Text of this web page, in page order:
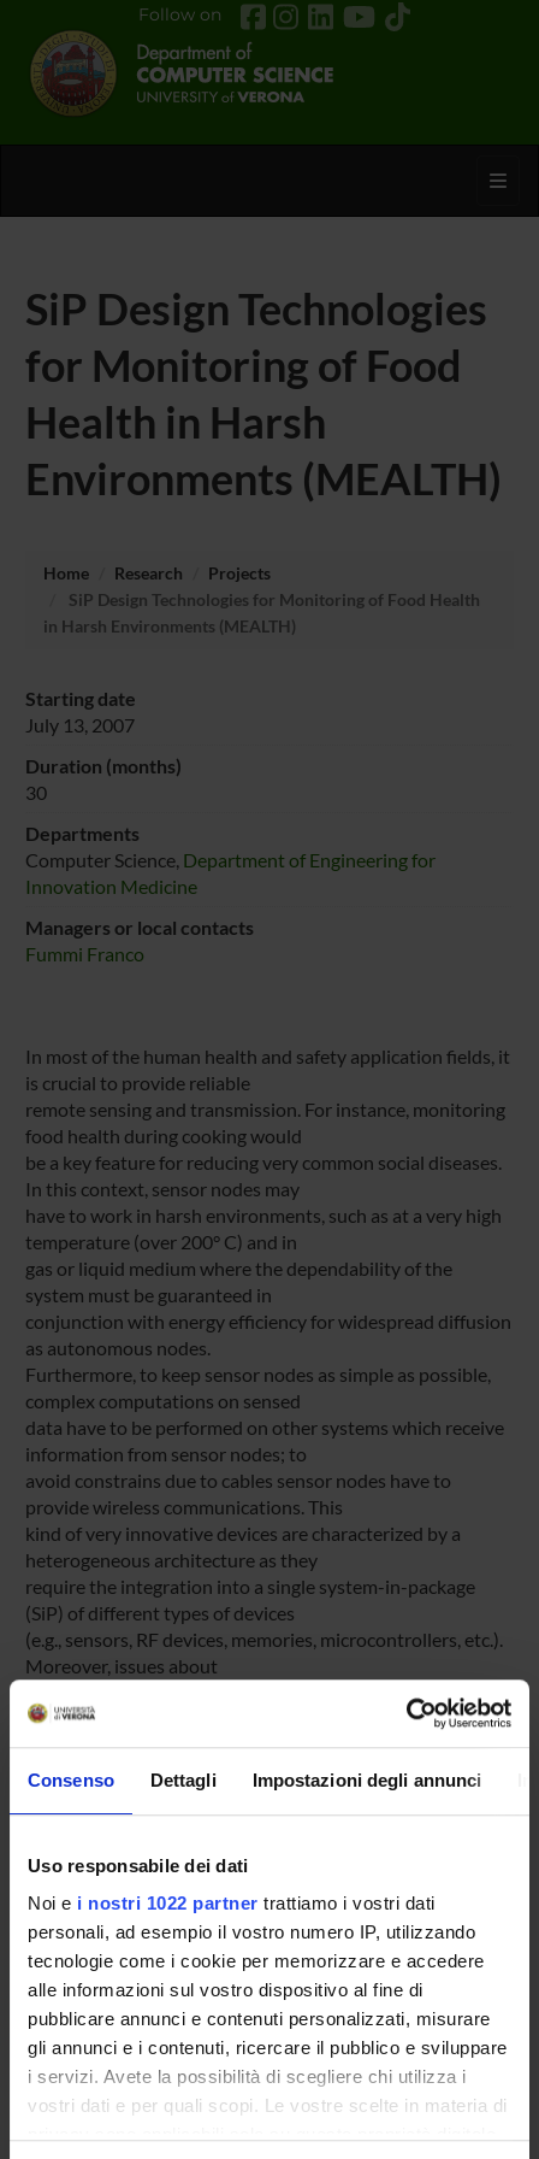
Consenso Dettagli Impostazioni degli annunci
Uso responsabile dei dati
Noi e i nostri 1022 partner trattiamo i vostri dati
personali, ad esempio il vostro numero IP, utilizzando
tecnologie come i cookie per memorizzare e accedere
alle informazioni sul vostro dispositivo al fine di
pubblicare annunci e contenuti personalizzati, misurare
gli annunci e i contenuti, ricercare il pubblico e sviluppare
i servizi. Avete la possibilità di scegliere chi utilizza i
vostri dati e per quali scopi. Le vostre scelte in materia di
Follow on
SiP Design Technologies
for Monitoring of Food
Health in Harsh
Environments (MEALTH)
Home Research
Projects
SiP Design Technologies for Monitoring of Food Health
in Harsh Environments (MEALTH)
Starting date
July 13, 2007
Duration (months)
30
Departments
Computer Science, Department of Engineering for
Innovation Medicine
Managers or local contacts
Fummi Franco
In most of the human health and safety application fields, it
is crucial to provide reliable
remote sensing and transmission. For instance, monitoring
food health during cooking would
be a key feature for reducing very common social diseases.
In this context, sensor nodes may
have to work in harsh environments, such as at a very high
temperature (over 200° C) and in
gas or liquid medium where the dependability of the
system must be guaranteed in
conjunction with energy efficiency for widespread diffusion
as autonomous nodes.
Furthermore, to keep sensor nodes as simple as possible,
complex computations on sensed
data have to be performed on other systems which receive
information from sensor nodes; to
avoid constrains due to cables sensor nodes have to
provide wireless communications. This
kind of very innovative devices are characterized by a
heterogeneous architecture as they
require the integration into a single system-in-package
(SiP) of different types of devices
(e.g., sensors, RF devices, memories, microcontrollers, etc.).
Moreover, issues about
biocompatibility and airtightness should be addressed
when the SiP has to be in contact with
food. Furthermore, no high-end peak technologies must be
used in this context if the final
price of the chip must be compatible with a spread diffusion
for low-cost, biocompatible,
miniaturized, hermetic SiPs working at a very high
temperature, minimizing power
consumption, while guaranteeing high dependability.
SPONSORS:
7PQ VALUTATI POSITIVAMENTE
Funds: requested
Syllabus:EUROPA - Progetti Europei